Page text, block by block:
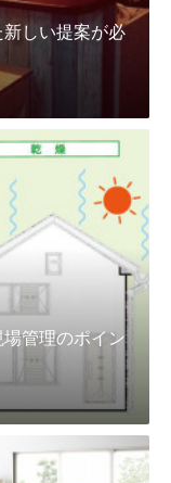
しい提案が必
管理のポイン